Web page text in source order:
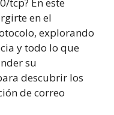
en el
explorando
y todo lo que
su
descubrir los
de correo